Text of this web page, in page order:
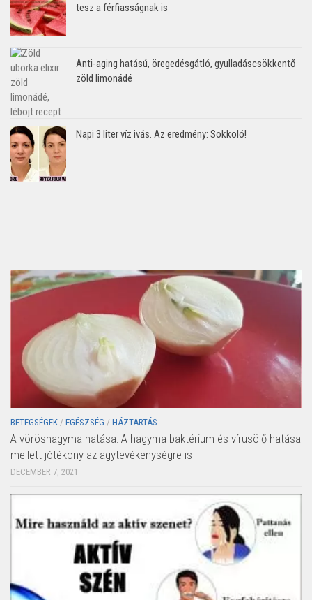
tesz a férfiasságnak is
Anti-aging hatású, öregedésgátló, gyulladáscsökkentő
zöld limonádé
Napi 3 liter víz ivás. Az eredmény: Sokkoló!
BETEGSÉGEK / EGÉSZSÉG / HÁZTARTÁS
A vöröshagyma hatása: A hagyma baktérium és vírusölő hatása
mellett jótékony az agytevékenységre is
DECEMBER 7, 2021